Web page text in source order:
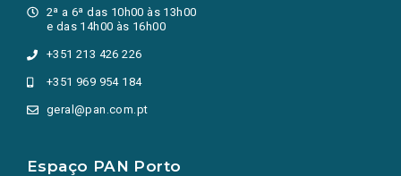
2ª a 6ª das 10h00 às 13h00
e das 14h00 às 16h00
+351 213 426 226
+351 969 954 184
geral@pan.com.pt
Espaço PAN Porto